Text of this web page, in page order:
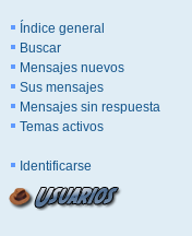
Índice general
Buscar
Mensajes nuevos
Sus mensajes
Mensajes sin respuesta
Temas activos
Identificarse